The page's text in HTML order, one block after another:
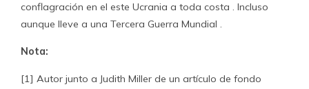
conflagración en el este Ucrania a toda costa . Incluso
aunque lleve a una Tercera Guerra Mundial .
Nota:
[1] Autor junto a Judith Miller de un artículo de fondo